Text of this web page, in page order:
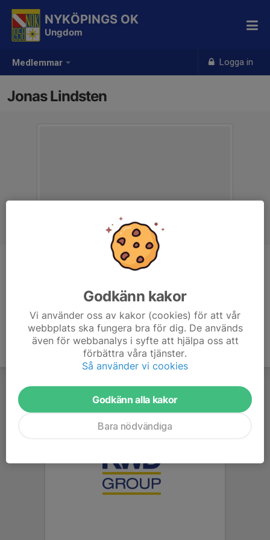
Medlemmar Logga in
NYKÖPINGS OK
Ungdom
Jonas Lindsten
Godkänn kakor
Vi använder oss av kakor (cookies) för att vår
webbplats ska fungera bra för dig. De används
även för webbanalys i syfte att hjälpa oss att
förbättra våra tjänster.
Så använder vi cookies
Godkänn alla kakor
Bara nödvändiga